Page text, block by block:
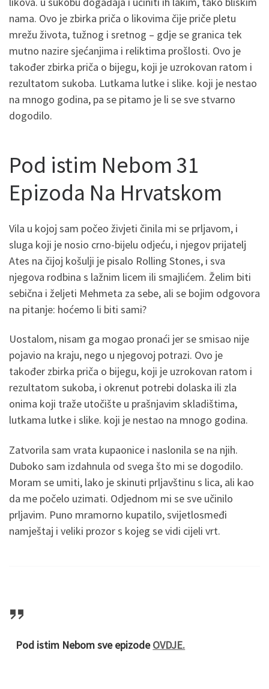
nama. Ovo je zbirka priča o likovima čije priče pletu
mrežu života, tužnog i sretnog – gdje se granica tek
mutno nazire sjećanjima i reliktima prošlosti. Ovo je
također zbirka priča o bijegu, koji je uzrokovan ratom i
rezultatom sukoba. Lutkama lutke i slike. koji je nestao
na mnogo godina, pa se pitamo je li se sve stvarno
dogodilo.
Pod istim Nebom 31
Epizoda Na Hrvatskom
Vila u kojoj sam počeo živjeti činila mi se prljavom, i
sluga koji je nosio crno-bijelu odjeću, i njegov prijatelj
Ates na čijoj košulji je pisalo Rolling Stones, i sva
njegova rodbina s lažnim licem ili smajlićem. Želim biti
sebična i željeti Mehmeta za sebe, ali se bojim odgovora
na pitanje: hoćemo li biti sami?
Uostalom, nisam ga mogao pronaći jer se smisao nije
pojavio na kraju, nego u njegovoj potrazi. Ovo je
također zbirka priča o bijegu, koji je uzrokovan ratom i
rezultatom sukoba, i okrenut potrebi dolaska ili zla
onima koji traže utočište u prašnjavim skladištima,
lutkama lutke i slike. koji je nestao na mnogo godina.
Zatvorila sam vrata kupaonice i naslonila se na njih.
Duboko sam izdahnula od svega što mi se dogodilo.
Moram se umiti, lako je skinuti prljavštinu s lica, ali kao
da me počelo uzimati. Odjednom mi se sve učinilo
prljavim. Puno mramorno kupatilo, svijetlosmeđi
namještaj i veliki prozor s kojeg se vidi cijeli vrt.
Pod istim Nebom sve epizodeOVDJE.